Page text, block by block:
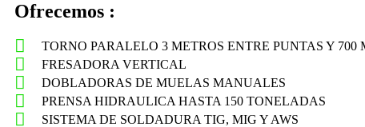
Ofrecemos :
TORNO PARALELO 3 METROS ENTRE PUNTAS Y
FRESADORA VERTICAL
DOBLADORAS DE MUELAS MANUALES
PRENSA HIDRAULICA HASTA 150 TONELADAS
SISTEMA DE SOLDADURA TIG, MIG Y AWS